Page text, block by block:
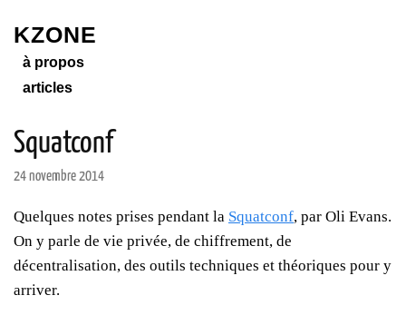
KZONE
à propos
articles
Squatconf
24 novembre 2014
Quelques notes prises pendant la Squatconf, par Oli Evans.
On y parle de vie privée, de chiffrement, de
décentralisation, des outils techniques et théoriques pour y
arriver.